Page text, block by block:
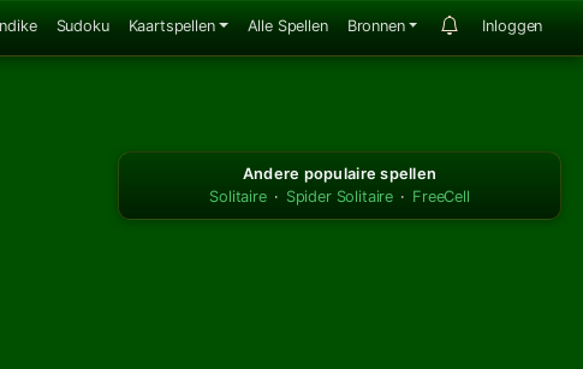
Sudoku Kaartspellen Alle Spellen Bronnen Inloggen
Andere populaire spellen
Solitaire · Spider Solitaire · FreeCell